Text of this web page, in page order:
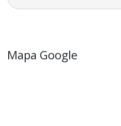
Mapa Google